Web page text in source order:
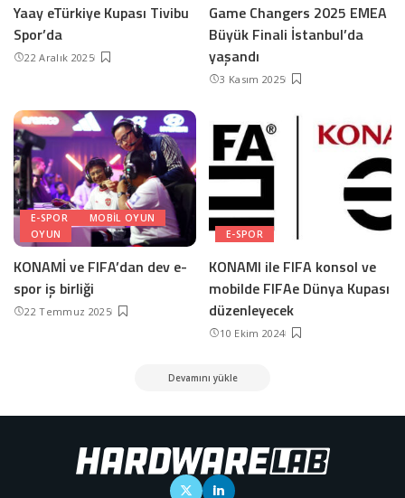
Yaay eTürkiye Kupası Tivibu
Spor’da
22 Aralık 2025
Game Changers 2025 EMEA
Büyük Finali İstanbul’da
yaşandı
3 Kasım 2025
E-SPOR
MOBIL OYUN
OYUN
KONAMİ ve FIFA’dan dev e-
spor iş birliği
22 Temmuz 2025
E-SPOR
KONAMI ile FIFA konsol ve
mobilde FIFAe Dünya Kupası
düzenleyecek
10 Ekim 2024
Devamını yükle